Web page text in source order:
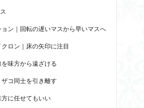
ン｜回転の遅いマスから早いマスへ
ロン｜床の矢印に注目
味方から遠ざける
コ同士を引き離す
に任せてもいい